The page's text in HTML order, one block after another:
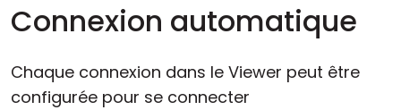
Connexion automatique
Chaque connexion dans le Viewer peut être
configurée pour se connecter